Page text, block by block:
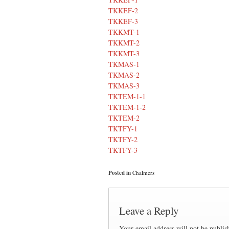
TKKEF-2
TKKEF-3
TKKMT-1
TKKMT-2
TKKMT-3
TKMAS-1
TKMAS-2
TKMAS-3
TKTEM-1-1
TKTEM-1-2
TKTEM-2
TKTFY-1
TKTFY-2
TKTFY-3
Posted in Chalmers
Leave a Reply